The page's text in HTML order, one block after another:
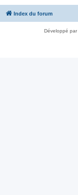
Index du forum
Développé par